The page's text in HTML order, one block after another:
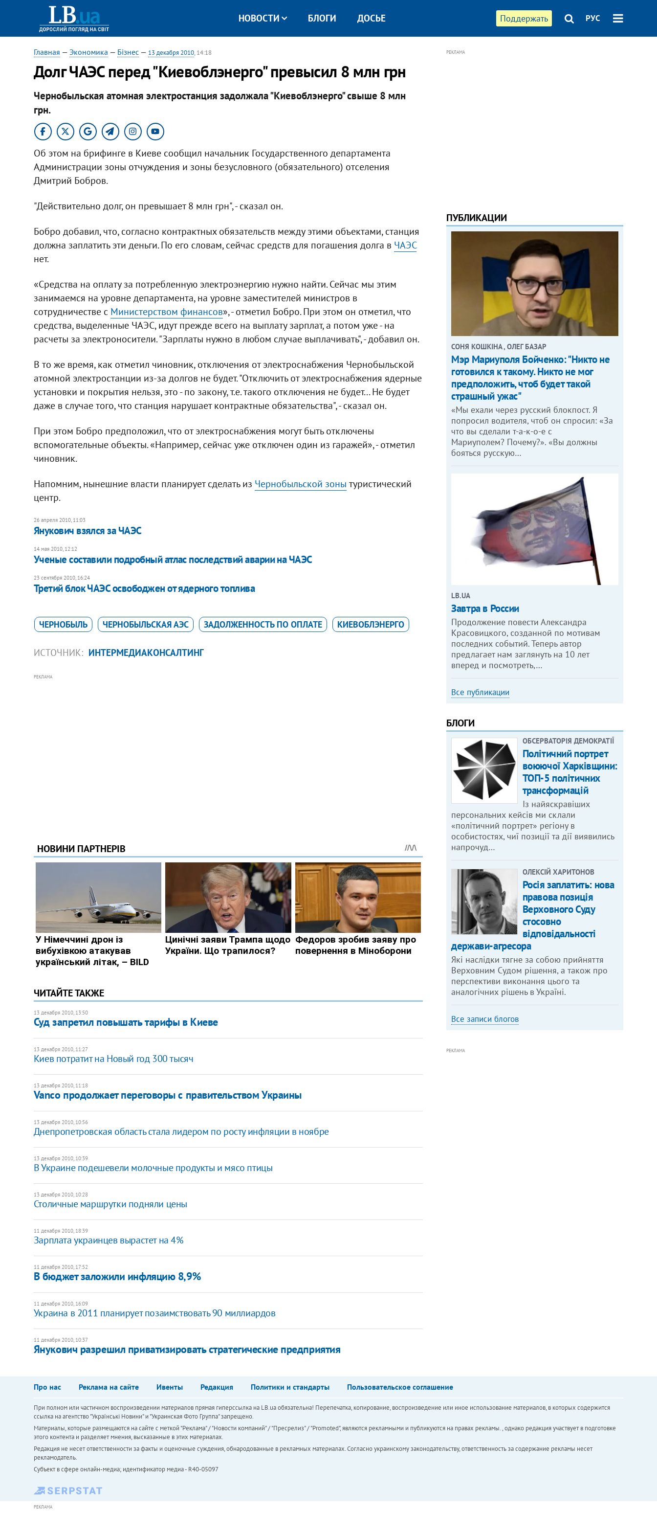
Поддержать РУС
НОВОСТИ БЛОГИ ДОСЬЕ
Главная — Экономика — Бізнес— 13 декабря 2010, 14:18
Долг ЧАЭС перед "Киевоблэнерго" превысил 8 млн грн
Чернобыльская атомная электростанция задолжала "Киевоблэнерго" свыше 8 млн
грн.
Об этом на брифинге в Киеве сообщил начальник Государственного департамента
Администрации зоны отчуждения и зоны безусловного (обязательного) отселения
Дмитрий Бобров.
"Действительно долг, он превышает 8 млн грн", - сказал он.
Бобро добавил, что, согласно контрактных обязательств между этими объектами, станция
должна заплатить эти деньги. По его словам, сейчас средств для погашения долга в ЧАЭС
нет.
«Средства на оплату за потребленную электроэнергию нужно найти. Сейчас мы этим
занимаемся на уровне департамента, на уровне заместителей министров в
сотрудничестве с Министерством финансов», - отметил Бобро. При этом он отметил, что
средства, выделенные ЧАЭС, идут прежде всего на выплату зарплат, а потом уже - на
расчеты за электроносители. "Зарплаты нужно в любом случае выплачивать", - добавил он.
В то же время, как отметил чиновник, отключения от электроснабжения Чернобыльской
атомной электростанции из-за долгов не будет. "Отключить от электроснабжения ядерные
установки и покрытия нельзя, это - по закону, т.е. такого отключения не будет... Не будет
даже в случае того, что станция нарушает контрактные обязательства", - сказал он.
При этом Бобро предположил, что от электроснабжения могут быть отключены
вспомогательные объекты. «Например, сейчас уже отключен один из гаражей», - отметил
чиновник.
Напомним, нынешние власти планирует сделать из Чернобыльской зоны туристический
центр.
26 апреля 2010, 11:03
Янукович взялся за ЧАЭС
14 мая 2010, 12:12
Ученые составили подробный атлас последствий аварии на ЧАЭС
23 сентября 2010, 16:24
Третий блок ЧАЭС освободжен от ядерного топлива
ЧЕРНОБЫЛЬ ЧЕРНОБЫЛЬСКАЯ АЭС ЗАДОЛЖЕННОСТЬ ПО ОПЛАТЕ КИЕВОБЛЭНЕРГО
ИСТОЧНИК: ИНТЕРМЕДИАКОНСАЛТИНГ
РЕКЛАМА
ЧИТАЙТЕ ТАКЖЕ
13 декабря 2010, 13:50
Суд запретил повышать тарифы в Киеве
13 декабря 2010, 11:27
Киев потратит на Новый год 300 тысяч
13 декабря 2010, 11:18
Vanco продолжает переговоры с правительством Украины
13 декабря 2010, 10:56
Днепропетровская область стала лидером по росту инфляции в ноябре
13 декабря 2010, 10:39
В Украине подешевели молочные продукты и мясо птицы
13 декабря 2010, 10:28
Столичные маршрутки подняли цены
11 декабря 2010, 18:39
Зарплата украинцев вырастет на 4%
11 декабря 2010, 17:52
В бюджет заложили инфляцию 8,9%
11 декабря 2010, 16:09
Украина в 2011 планирует позаимствовать 90 миллиардов
11 декабря 2010, 10:37
Янукович разрешил приватизировать стратегические предприятия
РЕКЛАМА
ПУБЛИКАЦИИ
СОНЯ КОШКІНА , ОЛЕГ БАЗАР
Мэр Мариуполя Бойченко: "Никто не
готовился к такому. Никто не мог
предположить, чтоб будет такой
страшный ужас"
«Мы ехали через русский блокпост. Я
попросил водителя, чтоб он спросил: «За
что вы сделали т-а-к-о-е с
Мариуполем? Почему?». «Вы должны
бояться русскую…
LB.UA
Завтра в России
Продолжение повести Александра
Красовицкого, созданной по мотивам
последних событий. Теперь автор
предлагает нам заглянуть на 10 лет
вперед и посмотреть,…
Все публикации
БЛОГИ
ОБСЕРВАТОРІЯ ДЕМОКРАТІЇ
Політичний портрет
воюючої Харківщини:
ТОП-5 політичних
трансформацій
Із найяскравіших
персональних кейсів ми склали
«політичний портрет» регіону в
особистостях, чиї позиції та дії виявились
напрочуд…
ОЛЕКСІЙ ХАРИТОНОВ
Росія заплатить: нова
правова позиція
Верховного Суду
стосовно
відповідальності
держави-агресора
Які наслідки тягне за собою прийняття
Верховним Судом рішення, а також про
перспективи виконання цього та
аналогічних рішень в Україні.
Все записи блогов
РЕКЛАМА
Про нас Реклама на сайте Ивенты Редакция Политики и стандарты Пользовательское соглашение
При полном или частичном воспроизведении материалов прямая гиперссылка на LB.ua обязательна! Перепечатка, копирование, воспроизведение или иное использование материалов, в которых содержится
ссылка на агентство "Українськi Новини" и "Украинская Фото Группа" запрещено.
Материалы, которые размещаются на сайте с меткой "Реклама" / "Новости компаний" / "Пресрелиз" / "Promoted", являются рекламными и публикуются на правах рекламы. , однако редакция участвует в подготовке
этого контента и разделяет мнения, высказанные в этих материалах.
Редакция не несет ответственности за факты и оценочные суждения, обнародованные в рекламных материалах. Согласно украинскому законодательству, ответственность за содержание рекламы несет
рекламодатель.
Субъект в сфере онлайн-медиа; идентификатор медиа - R40-05097
РЕКЛАМА